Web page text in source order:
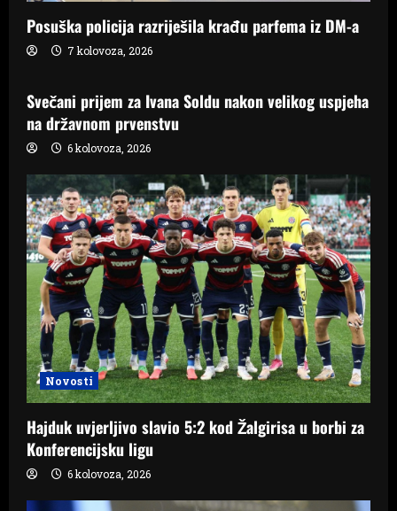
Posuška policija razriješila krađu parfema iz DM-a
7 kolovoza, 2026
Samo Hercegovina
Svečani prijem za Ivana Soldu nakon velikog uspjeha
na državnom prvenstvu
6 kolovoza, 2026
Novosti
Hajduk uvjerljivo slavio 5:2 kod Žalgirisa u borbi za
Konferencijsku ligu
6 kolovoza, 2026